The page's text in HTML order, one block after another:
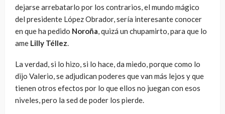
dejarse arrebatarlo por los contrarios, el mundo mágico
del presidente López Obrador, sería interesante conocer
en que ha pedido Noroña, quizá un chupamirto, para que lo
ame Lilly Téllez.
La verdad, si lo hizo, si lo hace, da miedo, porque como lo
dijo Valerio, se adjudican poderes que van más lejos y que
tienen otros efectos por lo que ellos no juegan con esos
niveles, pero la sed de poder los pierde.